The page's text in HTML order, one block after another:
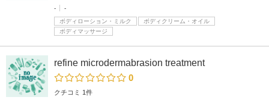
-
-
ボディローション・ミルク
ボディクリーム・オイル
ボディマッサージ
refine microdermabrasion treatment
0
クチコミ 1件